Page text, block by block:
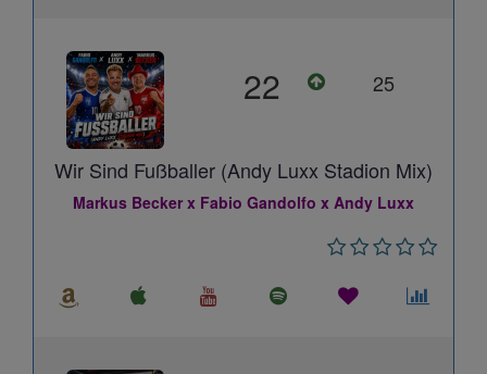
22 25
Wir Sind Fußballer (Andy Luxx Stadion Mix)
Markus Becker x Fabio Gandolfo x Andy Luxx